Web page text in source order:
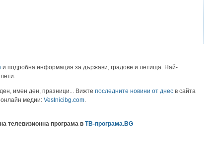
и подробна информация за държави, градове и летища. Най-
имен ден, празници... Вижте последните новини от днес в сайта
онлайн медии: Vestnicibg.com
телевизионна програма в ТВ-програма.BG